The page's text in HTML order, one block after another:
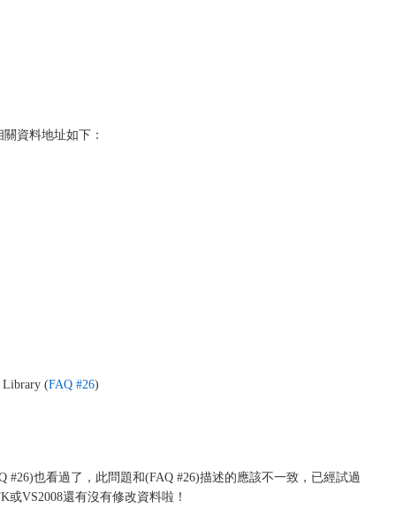
資料地址如下：
Library (FAQ #26)
也看過了，此問題和(FAQ #26)描述的應該不一致，已經試過
VS2008還有沒有修改資料啦！